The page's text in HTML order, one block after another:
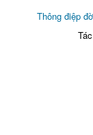
Thông điệp